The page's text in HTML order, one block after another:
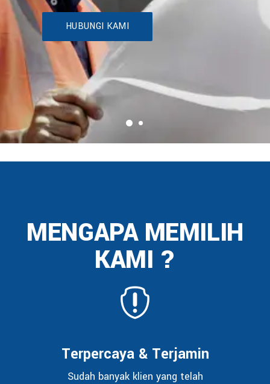
HUBUNGI KAMI
MENGAPA MEMILIH
KAMI ?
Terpercaya & Terjamin
Sudah banyak klien yang telah